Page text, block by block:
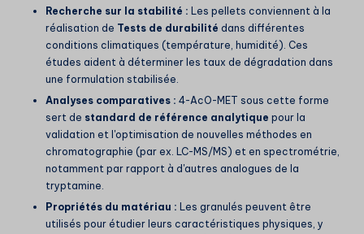
Recherche sur la stabilité : Les pellets conviennent à la
réalisation de Tests de durabilité dans différentes
conditions climatiques (température, humidité). Ces
études aident à déterminer les taux de dégradation dans
une formulation stabilisée.
Analyses comparatives : 4-AcO-MET sous cette forme
sert de standard de référence analytique pour la
validation et l'optimisation de nouvelles méthodes en
chromatographie (par ex. LC-MS/MS) et en spectrométrie,
notamment par rapport à d'autres analogues de la
tryptamine.
Propriétés du matériau : Les granulés peuvent être
utilisés pour étudier leurs caractéristiques physiques, y